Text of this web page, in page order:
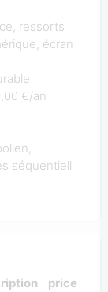
ressorts
écran
€/an
séquentiell
price